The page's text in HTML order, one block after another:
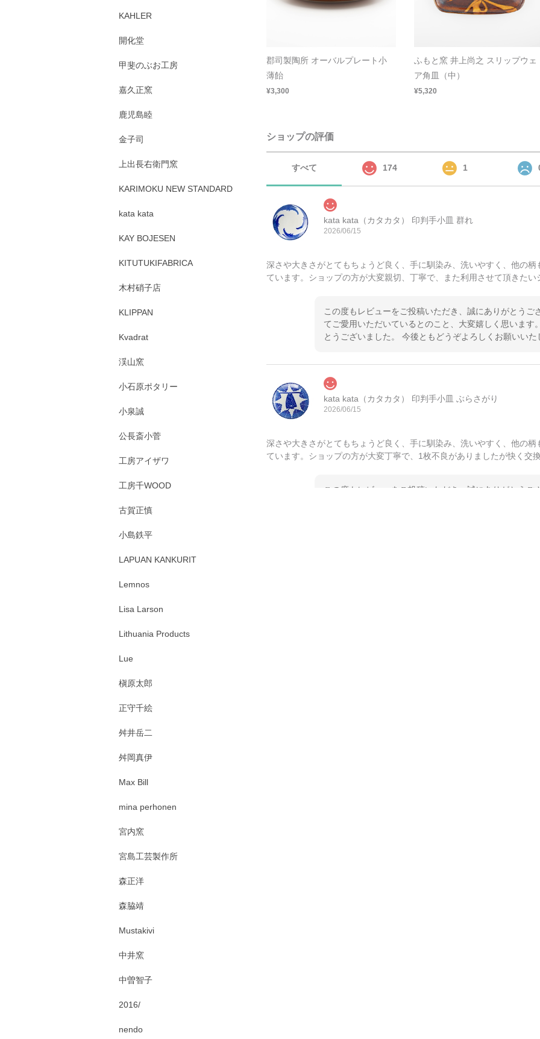
郡司製陶所 オーバルプレート小
薄飴
¥3,300
ふもと窯 井上尚之 スリップウェ
ア角皿（中）
¥5,320
ショップの評価
すべて 174 1
kata kata（カタカタ） 印判手小皿 群れ
2026/06/15
深さや大きさがとてもちょうど良く、手に馴染み、洗いやすく、他の
ています。ショップの方が大変親切、丁寧で、また利用させて頂きたい
この度もレビューをご投稿いただき、誠にありがとうご
てご愛用いただいているとのこと、大変嬉しく思います
とうございました。 今後ともどうぞよろしくお願いいた
kata kata（カタカタ） 印判手小皿 ぶらさがり
2026/06/15
深さや大きさがとてもちょうど良く、手に馴染み、洗いやすく、他の
ています。ショップの方が大変丁寧で、1枚不良がありましたが快く交
この度もレビューをご投稿いただき、誠にありがとう
KAHLER
開化堂
甲斐のぶお工房
嘉久正窯
鹿児島睦
金子司
上出長右衛門窯
KARIMOKU NEW STANDARD
kata kata
KAY BOJESEN
KITUTUKIFABRICA
木村硝子店
KLIPPAN
Kvadrat
渓山窯
小石原ポタリー
小泉誠
公長斎小菅
工房アイザワ
工房千WOOD
古賀正慎
小島鉄平
LAPUAN KANKURIT
Lemnos
Lisa Larson
Lithuania Products
Lue
槇原太郎
正守千絵
舛井岳二
舛岡真伊
Max Bill
mina perhonen
宮内窯
宮島工芸製作所
森正洋
森脇靖
Mustakivi
中井窯
中曽智子
2016/
nendo